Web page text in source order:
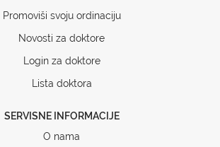
Promoviši svoju ordinaciju
Novosti za doktore
Login za doktore
Lista doktora
SERVISNE INFORMACIJE
O nama